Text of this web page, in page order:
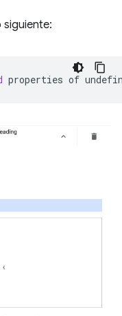
siguiente:
properties of